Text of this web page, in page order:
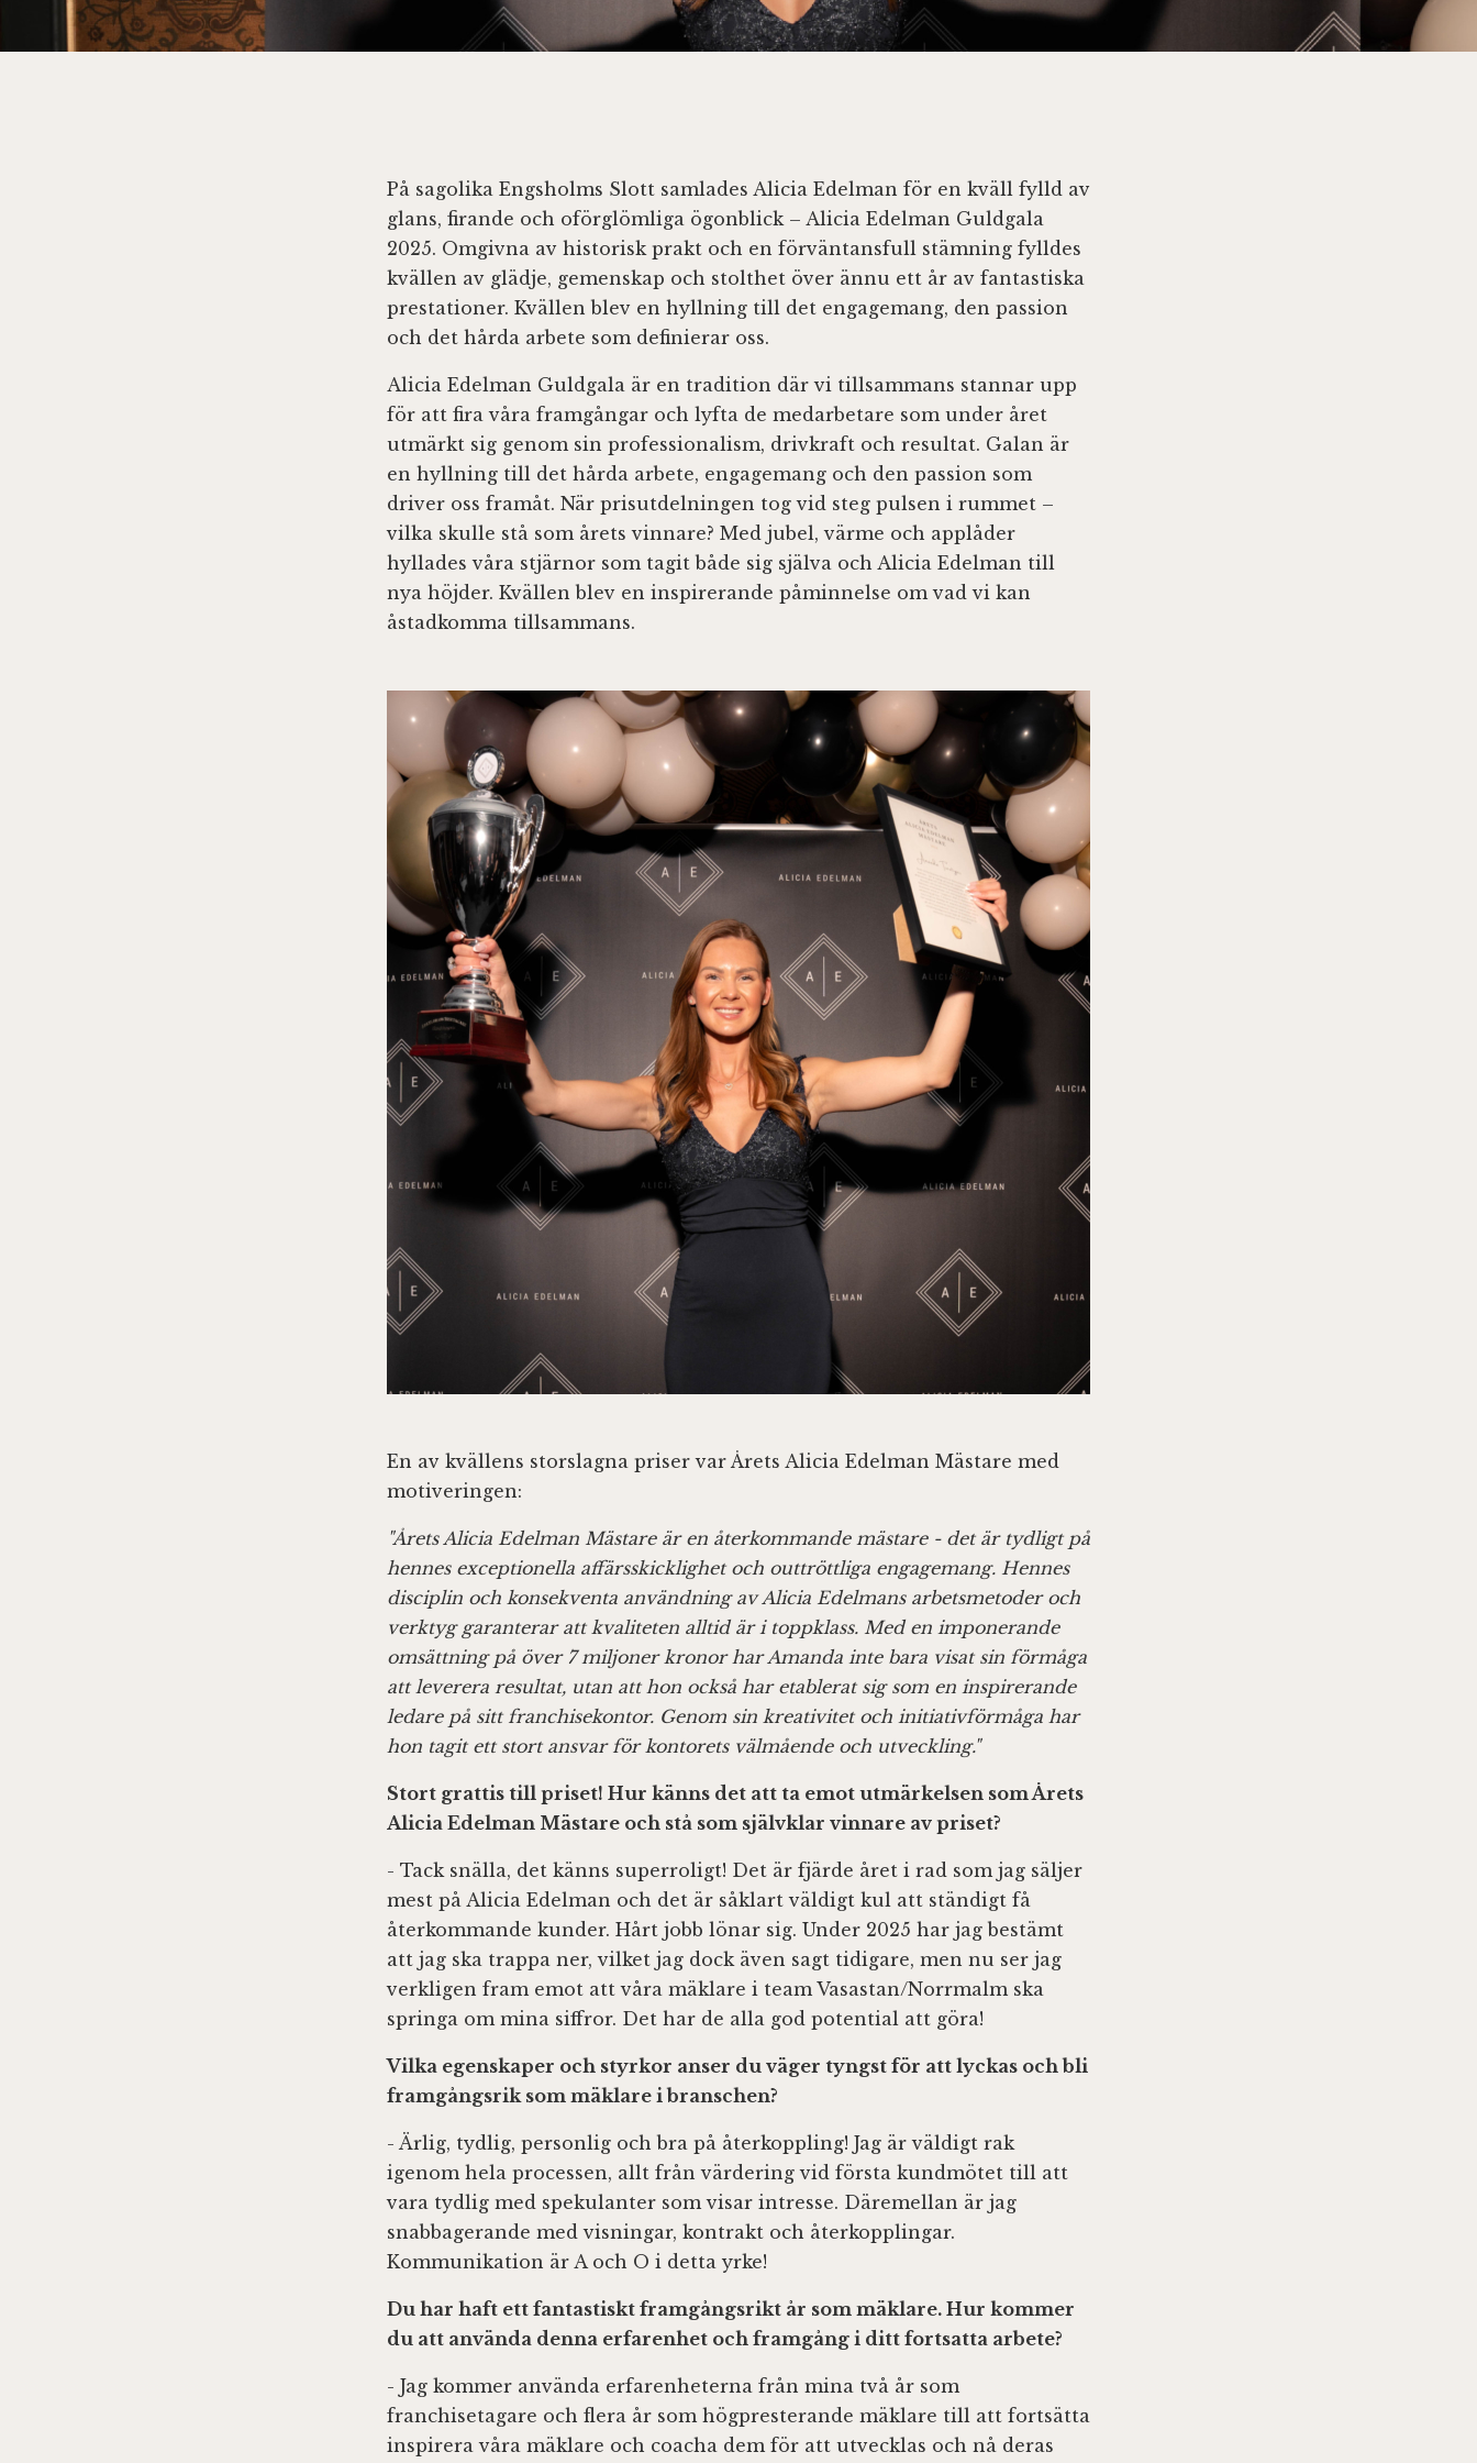
På sagolika Engsholms Slott samlades Alicia Edelman för en kväll fylld av
glans, firande och oförglömliga ögonblick – Alicia Edelman Guldgala
2025. Omgivna av historisk prakt och en förväntansfull stämning fylldes
kvällen av glädje, gemenskap och stolthet över ännu ett år av fantastiska
prestationer. Kvällen blev en hyllning till det engagemang, den passion
och det hårda arbete som definierar oss.
Alicia Edelman Guldgala är en tradition där vi tillsammans stannar upp
för att fira våra framgångar och lyfta de medarbetare som under året
utmärkt sig genom sin professionalism, drivkraft och resultat. Galan är
en hyllning till det hårda arbete, engagemang och den passion som
driver oss framåt. När prisutdelningen tog vid steg pulsen i rummet –
vilka skulle stå som årets vinnare? Med jubel, värme och applåder
hyllades våra stjärnor som tagit både sig själva och Alicia Edelman till
nya höjder. Kvällen blev en inspirerande påminnelse om vad vi kan
åstadkomma tillsammans.
En av kvällens storslagna priser var Årets Alicia Edelman Mästare med
motiveringen:
"Årets Alicia Edelman Mästare är en återkommande mästare - det är tydligt på
hennes exceptionella affärsskicklighet och outtröttliga engagemang. Hennes
disciplin och konsekventa användning av Alicia Edelmans arbetsmetoder och
verktyg garanterar att kvaliteten alltid är i toppklass. Med en imponerande
omsättning på över 7 miljoner kronor har Amanda inte bara visat sin förmåga
att leverera resultat, utan att hon också har etablerat sig som en inspirerande
ledare på sitt franchisekontor. Genom sin kreativitet och initiativförmåga har
hon tagit ett stort ansvar för kontorets välmående och utveckling."
Stort grattis till priset! Hur känns det att ta emot utmärkelsen som Årets
Alicia Edelman Mästare och stå som självklar vinnare av priset?
- Tack snälla, det känns superroligt! Det är fjärde året i rad som jag säljer
mest på Alicia Edelman och det är såklart väldigt kul att ständigt få
återkommande kunder. Hårt jobb lönar sig. Under 2025 har jag bestämt
att jag ska trappa ner, vilket jag dock även sagt tidigare, men nu ser jag
verkligen fram emot att våra mäklare i team Vasastan/Norrmalm ska
springa om mina siffror. Det har de alla god potential att göra!
Vilka egenskaper och styrkor anser du väger tyngst för att lyckas och bli
framgångsrik som mäklare i branschen?
- Ärlig, tydlig, personlig och bra på återkoppling! Jag är väldigt rak
igenom hela processen, allt från värdering vid första kundmötet till att
vara tydlig med spekulanter som visar intresse. Däremellan är jag
snabbagerande med visningar, kontrakt och återkopplingar.
Kommunikation är A och O i detta yrke!
Du har haft ett fantastiskt framgångsrikt år som mäklare. Hur kommer
du att använda denna erfarenhet och framgång i ditt fortsatta arbete?
- Jag kommer använda erfarenheterna från mina två år som
franchisetagare och flera år som högpresterande mäklare till att fortsätta
inspirera våra mäklare och coacha dem för att utvecklas och nå deras